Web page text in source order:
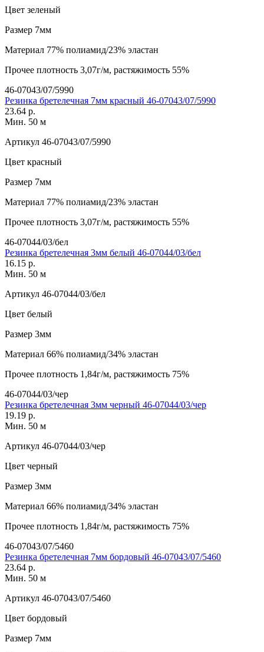
Цвет зеленый
Размер 7мм
Материал 77% полиамид/23% эластан
Прочее плотность 3,07г/м, растяжимость 55%
46-07043/07/5990
Резинка бретелечная 7мм красный 46-07043/07/5990
23.64 р.
Мин. 50 м
Артикул 46-07043/07/5990
Цвет красный
Размер 7мм
Материал 77% полиамид/23% эластан
Прочее плотность 3,07г/м, растяжимость 55%
46-07044/03/бел
Резинка бретелечная 3мм белый 46-07044/03/бел
16.15 р.
Мин. 50 м
Артикул 46-07044/03/бел
Цвет белый
Размер 3мм
Материал 66% полиамид/34% эластан
Прочее плотность 1,84г/м, растяжимость 75%
46-07044/03/чер
Резинка бретелечная 3мм черный 46-07044/03/чер
19.19 р.
Мин. 50 м
Артикул 46-07044/03/чер
Цвет черный
Размер 3мм
Материал 66% полиамид/34% эластан
Прочее плотность 1,84г/м, растяжимость 75%
46-07043/07/5460
Резинка бретелечная 7мм бордовый 46-07043/07/5460
23.64 р.
Мин. 50 м
Артикул 46-07043/07/5460
Цвет бордовый
Размер 7мм